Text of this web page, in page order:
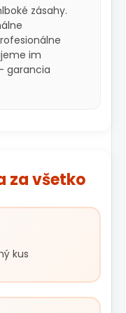
zásahy.
im
garancia
za všetko
kus